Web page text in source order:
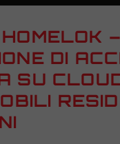
DI
SU